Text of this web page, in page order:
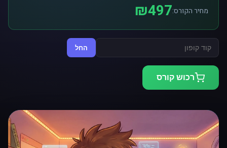
מחיר הקורס:₪497
החל
רכוש קורס